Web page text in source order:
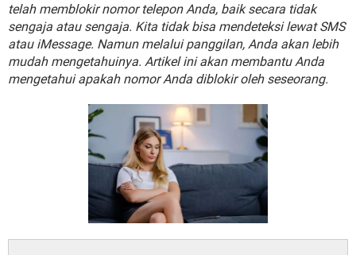
Jenis-jenis Network atau Jaringan
telah memblokir nomor telepon Anda, baik secara tidak
sengaja atau sengaja. Kita tidak bisa mendeteksi lewat SMS
atau iMessage. Namun melalui panggilan, Anda akan lebih
mudah mengetahuinya. Artikel ini akan membantu Anda
mengetahui apakah nomor Anda diblokir oleh seseorang.